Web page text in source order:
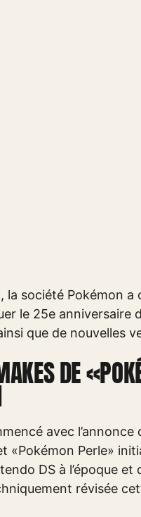
la société Pokémon
le 25e anniversaire
que de nouvelles
DE
avec l’annonce
«Pokémon Perle»
DS à l’époque
révisée